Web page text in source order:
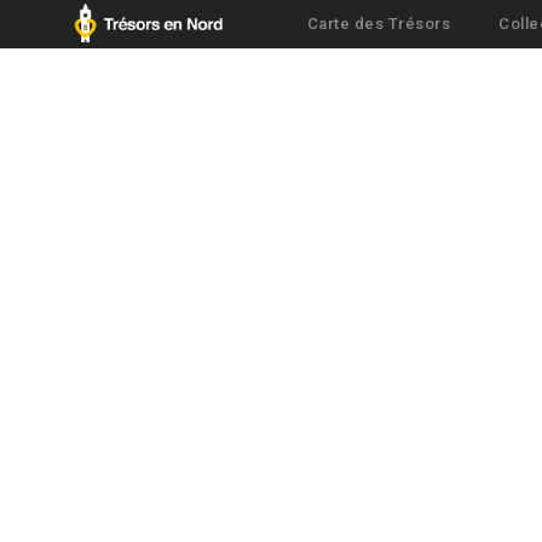
Carte des Trésors